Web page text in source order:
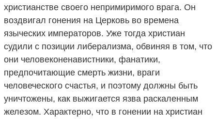
христианстве своего непримиримого врага. Он
воздвигал гонения на Церковь во времена
языческих императоров. Уже тогда христиан
судили с позиции либерализма, обвиняя в том, что
они человеконенавистники, фанатики,
предпочитающие смерть жизни, враги
человеческого счастья, и поэтому должны быть
уничтожены, как выжигается язва раскаленным
железом. Характерно, что в гонении на христиан